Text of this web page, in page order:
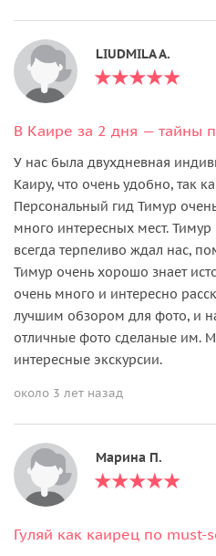
LIUDMILA A.
В Каире за 2 дня — тайны
У нас была двухдневная
Каиру, что очень удобно, так
Персональный гид Тимур
много интересных мест.
всегда терпеливо ждал нас,
Тимур очень хорошо знает
очень много и интересно
лучшим обзором для фото, и на
отличные фото сделаные им.
интересные экскурсии.
около 3 лет назад
Марина П.
Гуляй как каирец по must-